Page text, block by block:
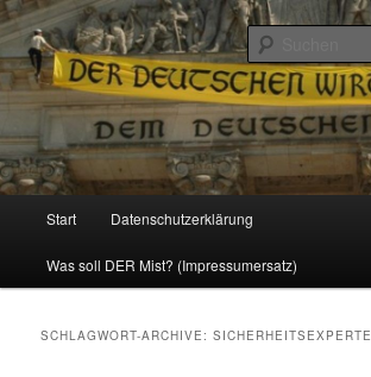
Reizzentrum
Politik, Wirtschaft, Soziales und Gesellschaft
Zum
Inhalt
Zum
sekundären
Start Datenschutzerklärung
Was soll DER Mist? (Impressumersatz)
SCHLAGWORT-ARCHIVE:SICHERHEITSEXPERTE